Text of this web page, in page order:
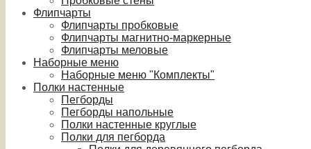
Флипчарты
Флипчарты пробковые
Флипчарты магнитно-маркерные
Флипчарты меловые
Наборные меню
Наборные меню "Комплекты"
Полки настенные
Пегборды
Пегборды напольные
Полки настенные круглые
Полки для пегборда